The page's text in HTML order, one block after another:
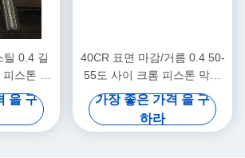
틸 0.4 길
스톤 막
을 구
40CR 표면 마감/거름 0.4 50-
55도 사이 크롬 피스톤 막대
기 의료기기
가장 좋은 가격 을 구
하라